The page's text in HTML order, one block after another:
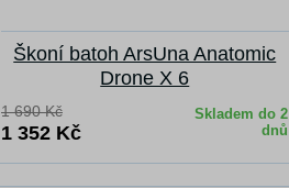
Škoní batoh ArsUna Anatomic
Drone X 6
1 690 Kč
1 352 Kč
Skladem do 2
dnů